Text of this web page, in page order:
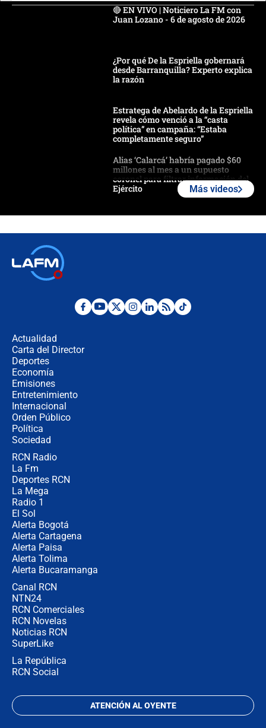
🔴 EN VIVO | Noticiero La FM con
Juan Lozano - 6 de agosto de 2026
¿Por qué De la Espriella gobernará
desde Barranquilla? Experto explica
la razón
Estratega de Abelardo de la Espriella
revela cómo venció a la “casta
política” en campaña: “Estaba
completamente seguro”
Alias ‘Calarcá’ habría pagado $60
millones al mes a un supuesto
coronel para filtrar información del
Ejército
Ministro de Defensa no descarta el
Más videos
Actualidad
Carta del Director
Deportes
Economía
Emisiones
Entretenimiento
Internacional
Orden Público
Política
Sociedad
RCN Radio
La Fm
Deportes RCN
La Mega
Radio 1
El Sol
Alerta Bogotá
Alerta Cartagena
Alerta Paisa
Alerta Tolima
Alerta Bucaramanga
Canal RCN
NTN24
RCN Comerciales
RCN Novelas
Noticias RCN
SuperLike
La República
RCN Social
ATENCIÓN AL OYENTE